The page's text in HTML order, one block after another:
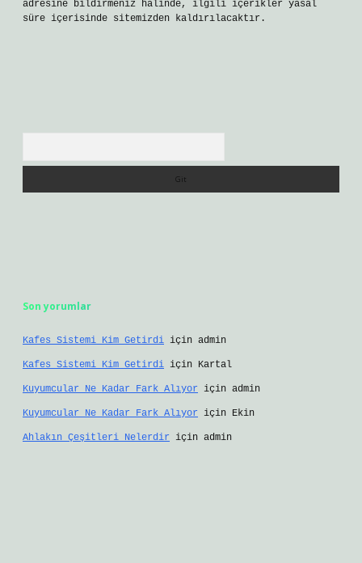
adresine bildirmeniz halinde, ilgili içerikler yasal
süre içerisinde sitemizden kaldırılacaktır.
Son yorumlar
Kafes Sistemi Kim Getirdi için admin
Kafes Sistemi Kim Getirdi için Kartal
Kuyumcular Ne Kadar Fark Alıyor için admin
Kuyumcular Ne Kadar Fark Alıyor için Ekin
Ahlakın Çeşitleri Nelerdir için admin